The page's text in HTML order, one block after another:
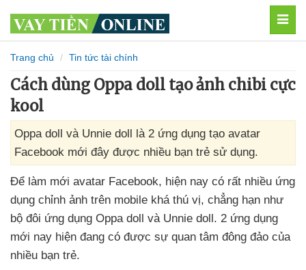
Trang chủ Tin tức tài chính
Cách dùng Oppa doll tạo ảnh chibi cực
kool
Oppa doll và Unnie doll là 2 ứng dụng tạo avatar
Facebook mới đây được nhiều bạn trẻ sử dụng.
Để làm mới avatar Facebook, hiện nay có rất nhiều ứng
dụng chỉnh ảnh trên mobile khá thú vị, chẳng hạn như
bộ đôi ứng dụng Oppa doll và Unnie doll. 2 ứng dụng
mới nay hiện đang có được sự quan tâm đông đảo của
nhiều bạn trẻ.